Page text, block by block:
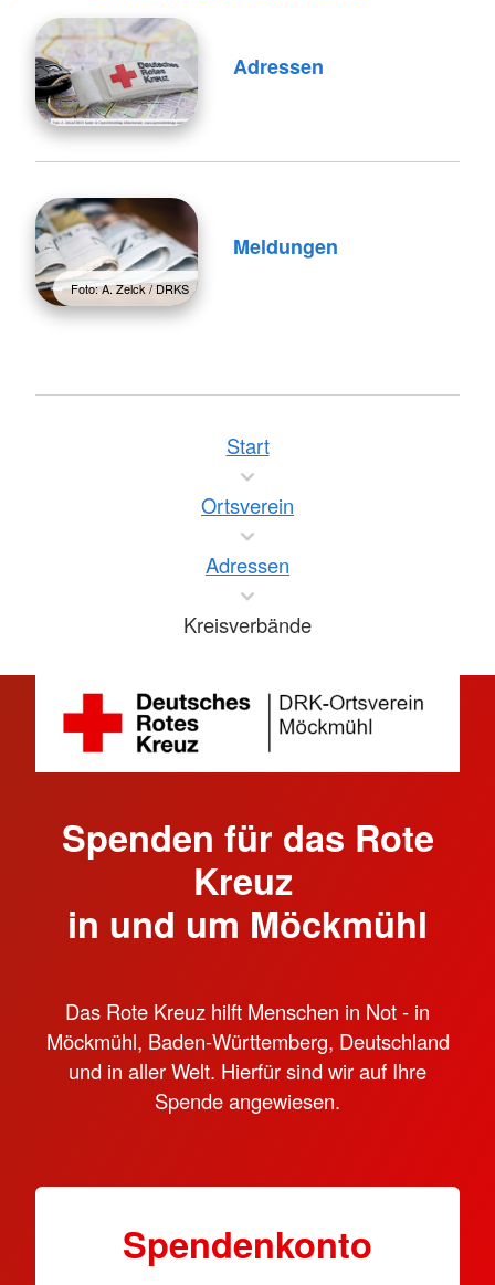
Adressen
Foto: A. Zelck / DRKS
Meldungen
Start
Ortsverein
Adressen
Kreisverbände
Spenden für das Rote
Kreuz
in und um Möckmühl
Das Rote Kreuz hilft Menschen in Not - in
Möckmühl, Baden-Württemberg, Deutschland
und in aller Welt. Hierfür sind wir auf Ihre
Spende angewiesen.
Spendenkonto